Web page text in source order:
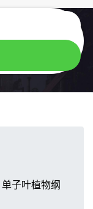
单子叶植物纲